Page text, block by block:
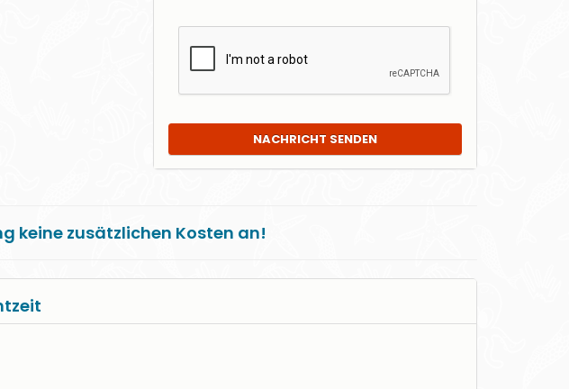
NACHRICHT SENDEN
keine zusätzlichen Kosten an!